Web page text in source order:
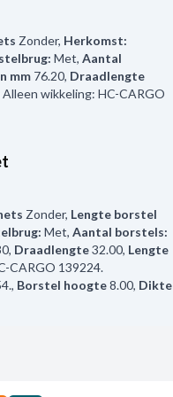
Zonder, Herkomst:
Met, Aantal
mm 76.20, Draadlengte
Alleen wikkeling: HC-CARGO
Zonder, Lengte borstel
Met, Aantal borstels:
, Draadlengte32.00, Lengte
CARGO 139224.
, Borstel hoogte8.00, Dikte